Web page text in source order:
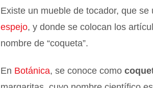
Existe un mueble de tocador, que
espejo, y donde se colocan los
nombre de “coqueta”.
En Botánica, se conoce como